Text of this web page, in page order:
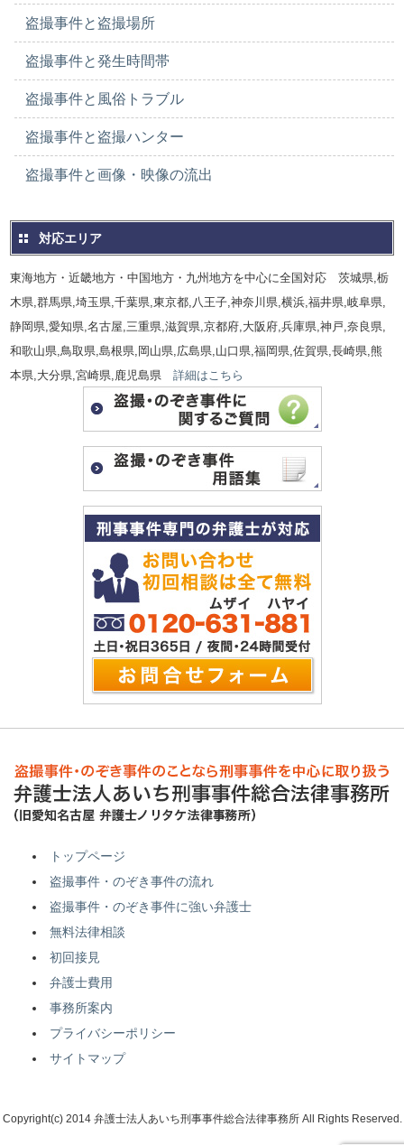
盗撮事件と盗撮場所
盗撮事件と発生時間帯
盗撮事件と風俗トラブル
盗撮事件と盗撮ハンター
盗撮事件と画像・映像の流出
対応エリア
東海地方・近畿地方・中国地方・九州地方を中心に全国対応 茨城県,栃
木県,群馬県,埼玉県,千葉県,東京都,八王子,神奈川県,横浜,福井県,岐阜県,
静岡県,愛知県,名古屋,三重県,滋賀県,京都府,大阪府,兵庫県,神戸,奈良県,
和歌山県,鳥取県,島根県,岡山県,広島県,山口県,福岡県,佐賀県,長崎県,熊
本県,大分県,宮崎県,鹿児島県詳細はこちら
トップページ
盗撮事件・のぞき事件の流れ
盗撮事件・のぞき事件に強い弁護士
無料法律相談
初回接見
弁護士費用
事務所案内
プライバシーポリシー
サイトマップ
Copyright(c) 2014 弁護士法人あいち刑事事件総合法律事務所 All Rights Reserved.